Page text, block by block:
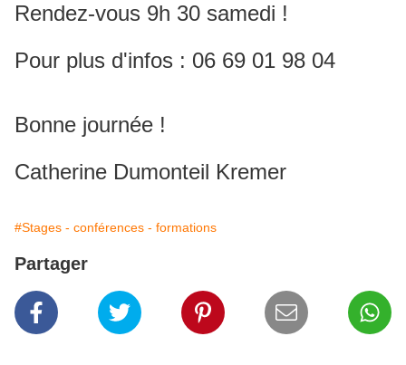
Rendez-vous 9h 30 samedi !
Pour plus d'infos : 06 69 01 98 04
Bonne journée !
Catherine Dumonteil Kremer
#Stages - conférences - formations
Partager